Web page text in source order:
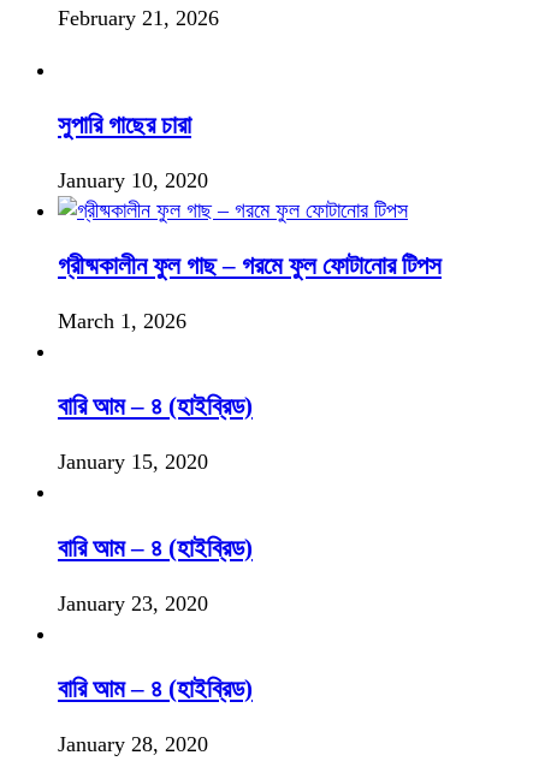
February 21, 2026
সুপারি গাছের চারা
January 10, 2020
গ্রীষ্মকালীন ফুল গাছ – গরমে ফুল ফোটানোর টিপস
March 1, 2026
বারি আম – ৪ (হাইব্রিড)
January 15, 2020
বারি আম – ৪ (হাইব্রিড)
January 23, 2020
বারি আম – ৪ (হাইব্রিড)
January 28, 2020